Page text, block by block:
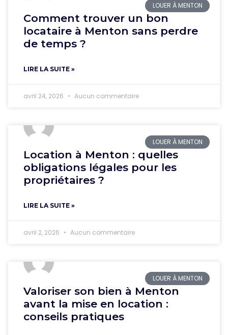
LOUER À MENTON
Comment trouver un bon
locataire à Menton sans perdre
de temps ?
LIRE LA SUITE »
avril 24, 2026 Aucun commentaire
LOUER À MENTON
Location à Menton : quelles
obligations légales pour les
propriétaires ?
LIRE LA SUITE »
avril 2, 2026 Aucun commentaire
LOUER À MENTON
Valoriser son bien à Menton
avant la mise en location :
conseils pratiques